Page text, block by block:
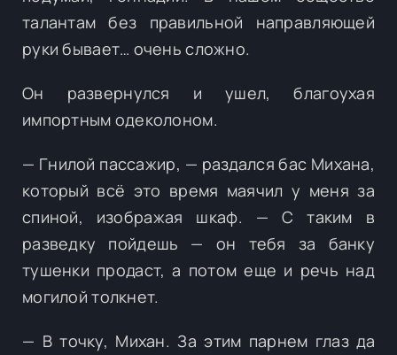
талантам без правильной направляющей
руки бывает… очень сложно.
Он развернулся и ушел, благоухая
импортным одеколоном.
— Гнилой пассажир, — раздался бас Михана,
который всё это время маячил у меня за
спиной, изображая шкаф. — С таким в
разведку пойдешь — он тебя за банку
тушенки продаст, а потом еще и речь над
могилой толкнет.
— В точку, Михан. За этим парнем глаз да